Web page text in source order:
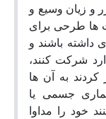
و زیان وسیع و
ها طرحی برای
داشته باشند و
شرکت کنند،
کردند به آن ها
جسمی یا
خود را مداوا